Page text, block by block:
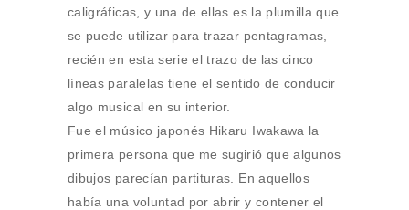
caligráficas, y una de ellas es la plumilla que
se puede utilizar para trazar pentagramas,
recién en esta serie el trazo de las cinco
líneas paralelas tiene el sentido de conducir
algo musical en su interior.
Fue el músico japonés Hikaru Iwakawa la
primera persona que me sugirió que algunos
dibujos parecían partituras. En aquellos
había una voluntad por abrir y contener el